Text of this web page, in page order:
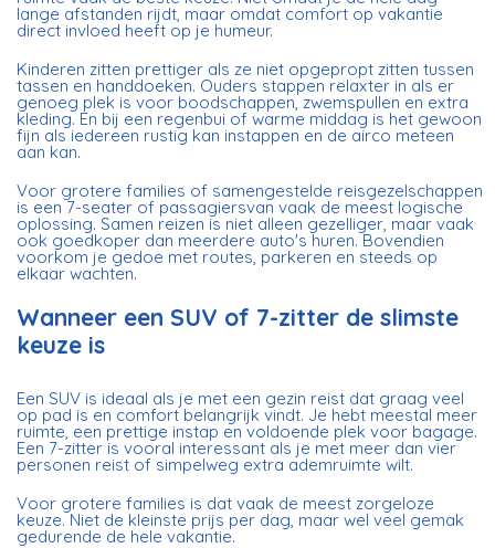
lange afstanden rijdt, maar omdat comfort op vakantie
direct invloed heeft op je humeur.
Kinderen zitten prettiger als ze niet opgepropt zitten tussen
tassen en handdoeken. Ouders stappen relaxter in als er
genoeg plek is voor boodschappen, zwemspullen en extra
kleding. En bij een regenbui of warme middag is het gewoon
fijn als iedereen rustig kan instappen en de airco meteen
aan kan.
Voor grotere families of samengestelde reisgezelschappen
is een 7-seater of passagiersvan vaak de meest logische
oplossing. Samen reizen is niet alleen gezelliger, maar vaak
ook goedkoper dan meerdere auto's huren. Bovendien
voorkom je gedoe met routes, parkeren en steeds op
elkaar wachten.
Wanneer een SUV of 7-zitter de slimste
keuze is
Een SUV is ideaal als je met een gezin reist dat graag veel
op pad is en comfort belangrijk vindt. Je hebt meestal meer
ruimte, een prettige instap en voldoende plek voor bagage.
Een 7-zitter is vooral interessant als je met meer dan vier
personen reist of simpelweg extra ademruimte wilt.
Voor grotere families is dat vaak de meest zorgeloze
keuze. Niet de kleinste prijs per dag, maar wel veel gemak
gedurende de hele vakantie.